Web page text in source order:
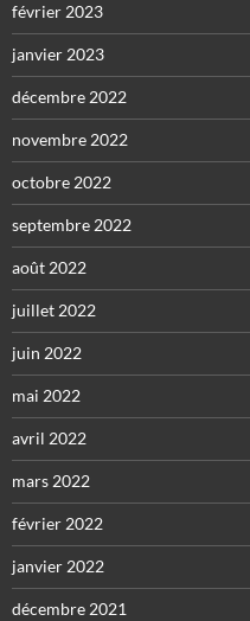
février 2023
janvier 2023
décembre 2022
novembre 2022
octobre 2022
septembre 2022
août 2022
juillet 2022
juin 2022
mai 2022
avril 2022
mars 2022
février 2022
janvier 2022
décembre 2021